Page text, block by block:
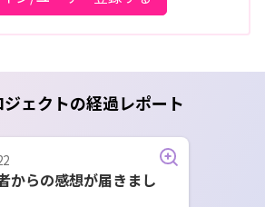
ェクトの経過レポート
からの感想が届きまし